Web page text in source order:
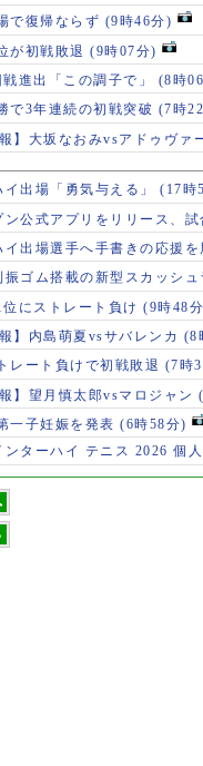
で復帰ならず (9時46分)
が初戦敗退 (9時07分)
進出「この調子で」 (8時
で3年連続の初戦突破 (7時
】大坂なおみvsアドゥヴァ
出場「勇気与える」 (17時
ン公式アプリをリリース、
イ出場選手へ手書きの応援
振ゴム搭載の新型スカッシ
にストレート負け (9時48
】内島萌夏vsサバレンカ (8
レート負けで初戦敗退 (7時
】望月慎太郎vsマロジャン
一子妊娠を発表 (6時58分)
ンターハイ テニス 2026 個